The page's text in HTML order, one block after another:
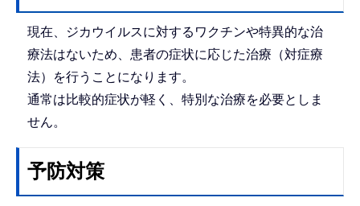
現在、ジカウイルスに対するワクチンや特異的な治
療法はないため、患者の症状に応じた治療（対症療
法）を行うことになります。
通常は比較的症状が軽く、特別な治療を必要としま
せん。
予防対策